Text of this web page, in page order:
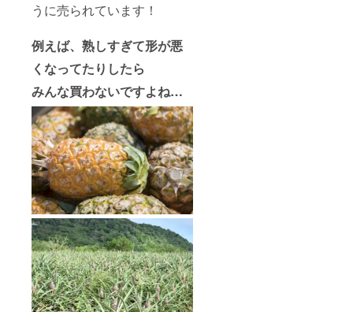
うに売られています！
例えば、熟しすぎて形が悪
くなってたりしたら
みんな買わないですよね…